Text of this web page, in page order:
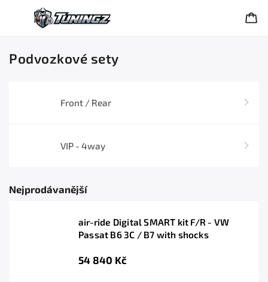
Podvozkové sety
Front / Rear
VIP - 4way
Nejprodávanější
air-ride Digital SMART kit F/R - VW
Passat B6 3C / B7 with shocks
54 840 Kč